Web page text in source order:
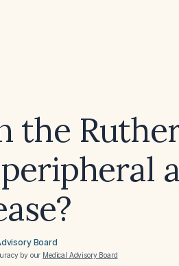
the
Board
by our Medical Advisory Board